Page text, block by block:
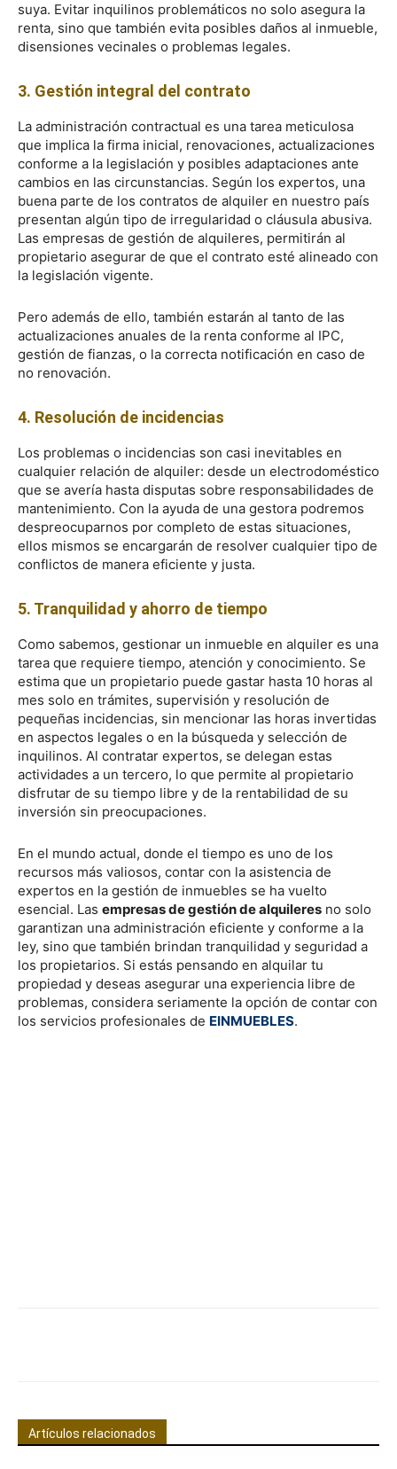
suya. Evitar inquilinos problemáticos no solo asegura la
renta, sino que también evita posibles daños al inmueble,
disensiones vecinales o problemas legales.
3. Gestión integral del contrato
La administración contractual es una tarea meticulosa
que implica la firma inicial, renovaciones, actualizaciones
conforme a la legislación y posibles adaptaciones ante
cambios en las circunstancias. Según los expertos, una
buena parte de los contratos de alquiler en nuestro país
presentan algún tipo de irregularidad o cláusula abusiva.
Las empresas de gestión de alquileres, permitirán al
propietario asegurar de que el contrato esté alineado con
la legislación vigente.
Pero además de ello, también estarán al tanto de las
actualizaciones anuales de la renta conforme al IPC,
gestión de fianzas, o la correcta notificación en caso de
no renovación.
4. Resolución de incidencias
Los problemas o incidencias son casi inevitables en
cualquier relación de alquiler: desde un electrodoméstico
que se avería hasta disputas sobre responsabilidades de
mantenimiento. Con la ayuda de una gestora podremos
despreocuparnos por completo de estas situaciones,
ellos mismos se encargarán de resolver cualquier tipo de
conflictos de manera eficiente y justa.
5. Tranquilidad y ahorro de tiempo
Como sabemos, gestionar un inmueble en alquiler es una
tarea que requiere tiempo, atención y conocimiento. Se
estima que un propietario puede gastar hasta 10 horas al
mes solo en trámites, supervisión y resolución de
pequeñas incidencias, sin mencionar las horas invertidas
en aspectos legales o en la búsqueda y selección de
inquilinos. Al contratar expertos, se delegan estas
actividades a un tercero, lo que permite al propietario
disfrutar de su tiempo libre y de la rentabilidad de su
inversión sin preocupaciones.
En el mundo actual, donde el tiempo es uno de los
recursos más valiosos, contar con la asistencia de
expertos en la gestión de inmuebles se ha vuelto
esencial. Las empresas de gestión de alquileres no solo
garantizan una administración eficiente y conforme a la
ley, sino que también brindan tranquilidad y seguridad a
los propietarios. Si estás pensando en alquilar tu
propiedad y deseas asegurar una experiencia libre de
problemas, considera seriamente la opción de contar con
los servicios profesionales de EINMUEBLES.
Artículos relacionados